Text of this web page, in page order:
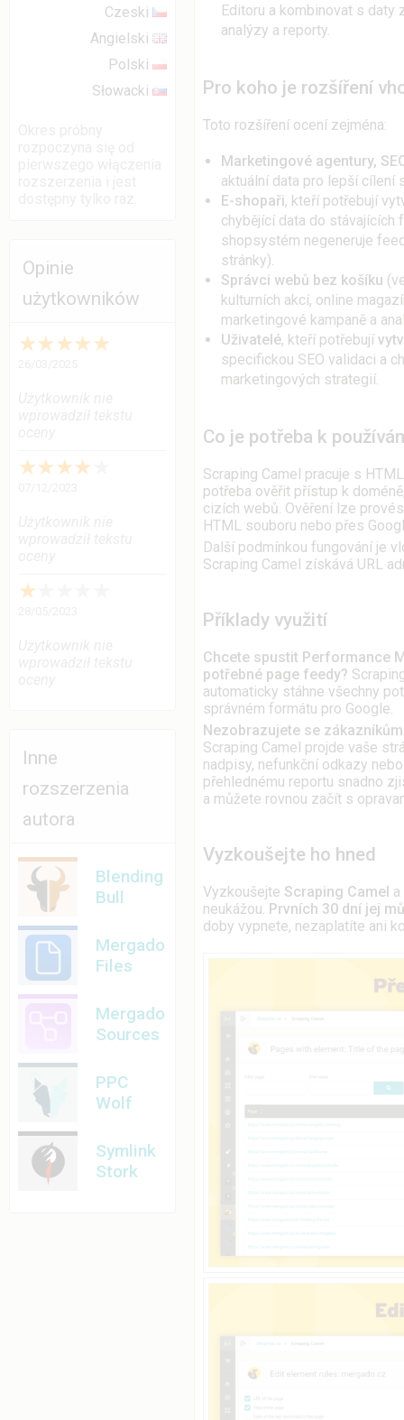
Czeski
Angielski
Polski
Słowacki
Opinie
użytkowników
★★★★★
★★★★
★
Inne
rozszerzenia
autora
Blending
Bull
Mergado
Files
Mergado
Sources
PPC
Wolf
Symlink
Stork
Editoru a kombinovat s daty
analýzy a reporty.
Pro koho je rozšíření
Toto rozšíření ocení zejména:
Marketingové agentury,
aktuální data pro lepší cílení
E-shopaři, kteří potřebují
chybějící data do stávajících
shopsystém negeneruje
stránky).
Správci webů bez košíku
kulturních akcí, online
marketingové kampaně a
Uživatelé, kteří potřebují
specifickou SEO validaci a
marketingových strategií.
Co je potřeba k
Scraping Camel pracuje s
potřeba ověřit přístup k
cizích webů. Ověření lze
HTML souboru nebo přes
Další podmínkou fungování je
Scraping Camel získává URL
Příklady využití
Chcete spustit Performance
potřebné page feedy?
automaticky stáhne všechny
správném formátu pro Google.
Nezobrazujete se
Scraping Camel projde vaše
nadpisy, nefunkční odkazy
přehlednému reportu snadno
a můžete rovnou začít s
Vyzkoušejte ho hned
Vyzkoušejte Scraping Camel
neukážou. Prvních 30 dní jej
doby vypnete, nezaplatíte ani